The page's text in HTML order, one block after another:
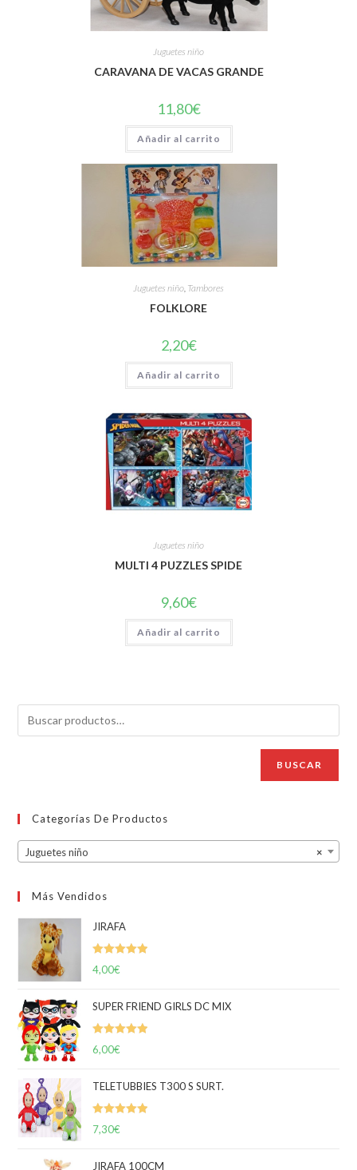
Juguetes niño
CARAVANA DE VACAS GRANDE
11,80€
Añadir al carrito
Juguetes niño Tambores
FOLKLORE
2,20€
Añadir al carrito
Juguetes niño
MULTI 4 PUZZLES SPIDE
9,60€
Añadir al carrito
BUSCAR
Categorías De Productos
×
Juguetes niño
Más Vendidos
JIRAFA
Valorado
4,00€
SUPER FRIEND GIRLS DC MIX
Valorado
6,00€
TELETUBBIES T300 S SURT.
Valorado
7,30€
JIRAFA 100CM